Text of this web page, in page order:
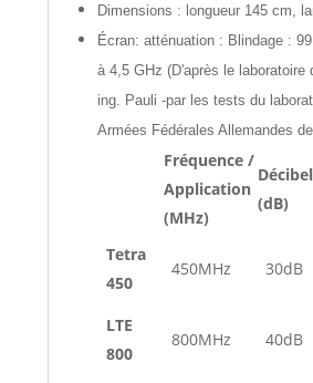
Dimensions : longueur 145 cm,
Écran: atténuation : Blindage :
à 4,5 GHz (D'après le laboratoire
ing. Pauli -par les tests du
Armées Fédérales Allemandes
Fréquence /
Application
(MHz)
Décibel
(dB)
Tetra
450
450MHz 30dB
LTE
800
800MHz 40dB